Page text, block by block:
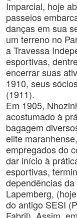
Imparcial, hoje
passeios
danças em sua
um terreno no
a Travessa
esportivas,
encerrar suas
1910, seus
(1911).
Em 1905,
acostumado à
bagagem
elite
empregados do
dar início à
esportivas,
dependências
Lapemberg,
do antigo SESI